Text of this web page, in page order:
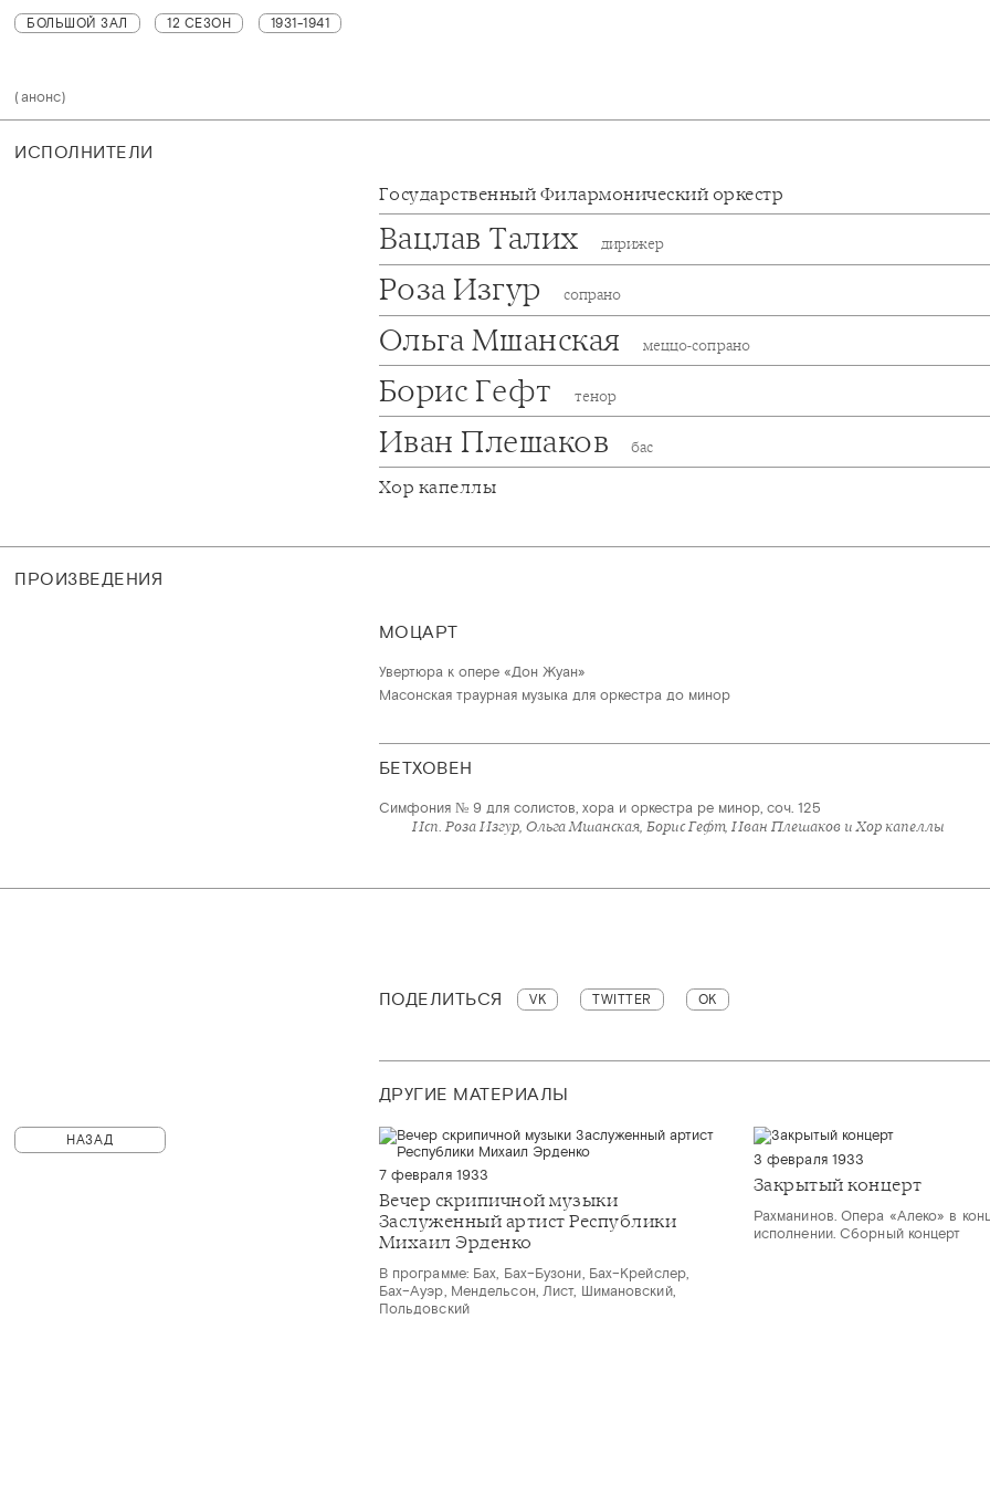
БОЛЬШОЙ ЗАЛ 12 СЕЗОН 1931-1941
(анонс)
ИСПОЛНИТЕЛИ
Государственный Филармонический оркестр
Вацлав Талих дирижер
Роза Изгур сопрано
Ольга Мшанская меццо-сопрано
Борис Гефт тенор
Иван Плешаков бас
Хор капеллы
ПРОИЗВЕДЕНИЯ
МОЦАРТ
Увертюра к опере «Дон Жуан»
Масонская траурная музыка для оркестра до минор
БЕТХОВЕН
Симфония № 9 для солистов, хора и оркестра ре минор, соч. 125
Исп. Роза Изгур, Ольга Мшанская, Борис Гефт, Иван Плешаков и Хор капеллы
ПОДЕЛИТЬСЯ VK TWITTER OK
ДРУГИЕ МАТЕРИАЛЫ
3 февраля 1933
Закрытый концерт
Рахманинов. Опера «Алеко» в
исполнении. Сборный концерт
7 февраля 1933
Вечер скрипичной музыки
Заслуженный артист Республики
Михаил Эрденко
В программе: Бах, Бах–Бузони, Бах–Крейслер,
Бах–Ауэр, Мендельсон, Лист, Шимановский,
Польдовский
НАЗАД